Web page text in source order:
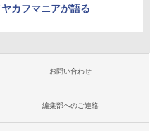
カフマニアが語る
お問い合わせ
編集部へのご連絡